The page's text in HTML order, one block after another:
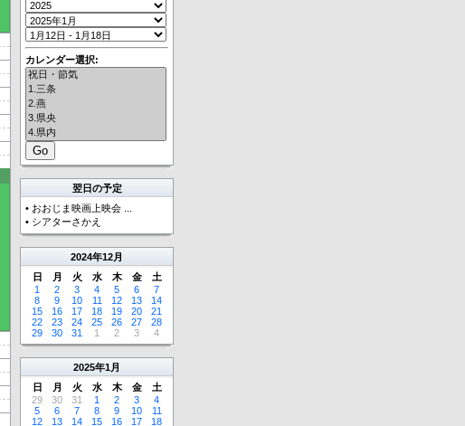
カレンダー選択:
翌日の予定
• おおじま映画上映会 ...
• シアターさかえ
2024年12月
日
月 火 水 木 金
土
1
2 3 4 5 6
7
8
9 10 11 12 13
14
15
16 17 18 19 20
21
22
23 24 25 26 27
28
29
30 31 1 2 3 4
2025年1月
日
月 火 水 木 金
土
29
30 31 1 2 3
4
5
6 7 8 9 10
11
12
13 14 15 16 17 18